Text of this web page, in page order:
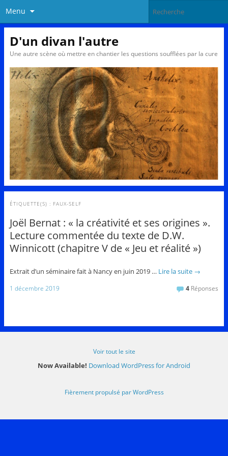
Menu
D'un divan l'autre
Une autre scène où mettre en chantier les questions soufflées par la cure
ÉTIQUETTE(S) : FAUX-SELF
Joël Bernat : « la créativité et ses origines ».
Lecture commentée du texte de D.W.
Winnicott (chapitre V de « Jeu et réalité »)
Extrait d’un séminaire fait à Nancy en juin 2019 … Lire la suite →
1 décembre 2019 4 Réponses
Voir tout le site
Now Available! Download WordPress for Android
Fièrement propulsé par WordPress